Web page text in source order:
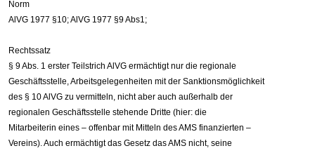
Norm
AlVG 1977 §10; AlVG 1977 §9 Abs1;
Rechtssatz
§ 9 Abs. 1 erster Teilstrich AlVG ermächtigt nur die regionale
Geschäftsstelle, Arbeitsgelegenheiten mit der Sanktionsmöglichkeit
des § 10 AlVG zu vermitteln, nicht aber auch außerhalb der
regionalen Geschäftsstelle stehende Dritte (hier: die
Mitarbeiterin eines – offenbar mit Mitteln des AMS finanzierten –
Vereins). Auch ermächtigt das Gesetz das AMS nicht, seine